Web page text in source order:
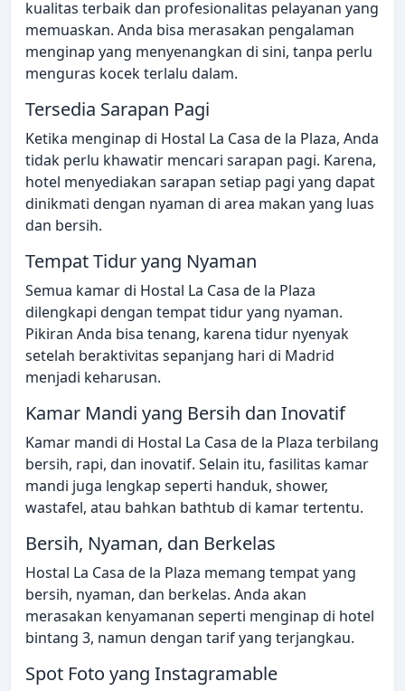
kualitas terbaik dan profesionalitas pelayanan yang
memuaskan. Anda bisa merasakan pengalaman
menginap yang menyenangkan di sini, tanpa perlu
menguras kocek terlalu dalam.
Tersedia Sarapan Pagi
Ketika menginap di Hostal La Casa de la Plaza, Anda
tidak perlu khawatir mencari sarapan pagi. Karena,
hotel menyediakan sarapan setiap pagi yang dapat
dinikmati dengan nyaman di area makan yang luas
dan bersih.
Tempat Tidur yang Nyaman
Semua kamar di Hostal La Casa de la Plaza
dilengkapi dengan tempat tidur yang nyaman.
Pikiran Anda bisa tenang, karena tidur nyenyak
setelah beraktivitas sepanjang hari di Madrid
menjadi keharusan.
Kamar Mandi yang Bersih dan Inovatif
Kamar mandi di Hostal La Casa de la Plaza terbilang
bersih, rapi, dan inovatif. Selain itu, fasilitas kamar
mandi juga lengkap seperti handuk, shower,
wastafel, atau bahkan bathtub di kamar tertentu.
Bersih, Nyaman, dan Berkelas
Hostal La Casa de la Plaza memang tempat yang
bersih, nyaman, dan berkelas. Anda akan
merasakan kenyamanan seperti menginap di hotel
bintang 3, namun dengan tarif yang terjangkau.
Spot Foto yang Instagramable